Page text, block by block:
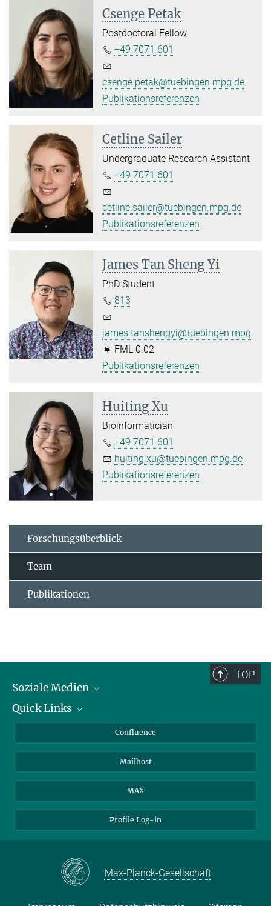
Csenge Petak
Postdoctoral Fellow
+49 7071 601
csenge.petak@tuebingen.mpg.de
Publikationsreferenzen
Cetline Sailer
Undergraduate Research Assistant
+49 7071 601
cetline.sailer@tuebingen.mpg.de
Publikationsreferenzen
James Tan Sheng Yi
PhD Student
813
james.tanshengyi@tuebingen.mpg.de
FML 0.02
Publikationsreferenzen
Huiting Xu
Bioinformatician
+49 7071 601
huiting.xu@tuebingen.mpg.de
Publikationsreferenzen
Forschungsüberblick
Team
Publikationen
TOP
Soziale Medien
LinkedIn
YouTube
Quick Links
Über Tiere in der Forschung
Ihr Weg zu uns
Confluence
Mailhost
MAX
Profile Log-in
Max-Planck-Gesellschaft